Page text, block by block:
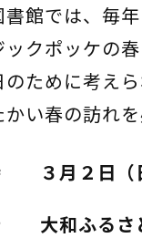
書館では、毎
クポッケの
ために考え
い春の訪れ
３月２日（
大和ふるさ